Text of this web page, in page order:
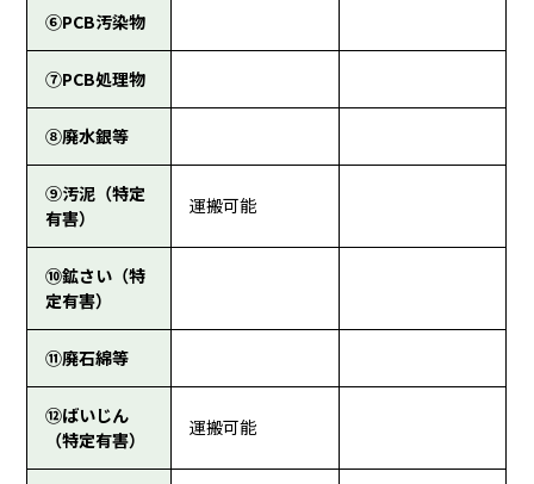
⑥PCB汚染物
⑦PCB処理物
⑧廃水銀等
⑨汚泥（特定
有害）
運搬可能
⑩鉱さい（特
定有害）
⑪廃石綿等
⑫ばいじん
（特定有害）
運搬可能